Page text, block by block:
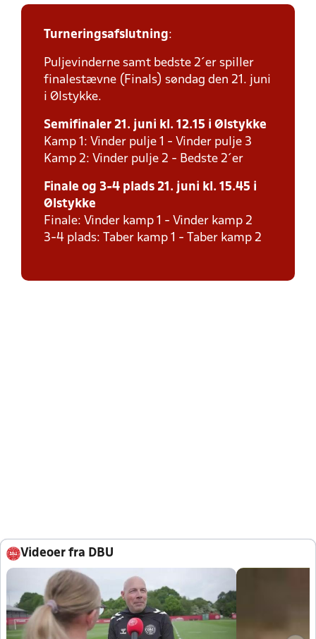
Turneringsafslutning:
Puljevinderne samt bedste 2´er spiller
finalestævne (Finals) søndag den 21. juni
i Ølstykke.
Semifinaler 21. juni kl. 12.15 i Ølstykke
Kamp 1: Vinder pulje 1 - Vinder pulje 3
Kamp 2: Vinder pulje 2 - Bedste 2´er
Finale og 3-4 plads 21. juni kl. 15.45 i
Ølstykke
Finale: Vinder kamp 1 - Vinder kamp 2
3-4 plads: Taber kamp 1 - Taber kamp 2
Videoer fra DBU